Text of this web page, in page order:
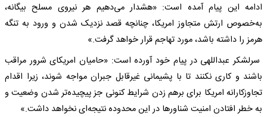
ادامه این پیام آمده است: «هشدار می‌دهیم هر نیروی مسلح بیگانه،
به‌خصوص ارتش متجاوز امریکا، چنانچه قصد نزدیک شدن و ورود به تنگه
هرمز را داشته باشد، مورد تهاجم قرار خواهد گرفت.»
سرلشکر عبداللهی در پیام خود آورده است: «حامیان امریکای شرور مراقب
باشند و کاری نکنند تا با پشیمانی غیرقابل جبران مواجه شوند، زیرا اقدام
تجاوزکارانه امریکا برای برهم زدن شرایط کنونی جز پیچیده‌تر شدن وضعیت و
به خطر افتادن امنیت شناور‌ها در این محدوده نتیجه‌ای نخواهد داشت.»